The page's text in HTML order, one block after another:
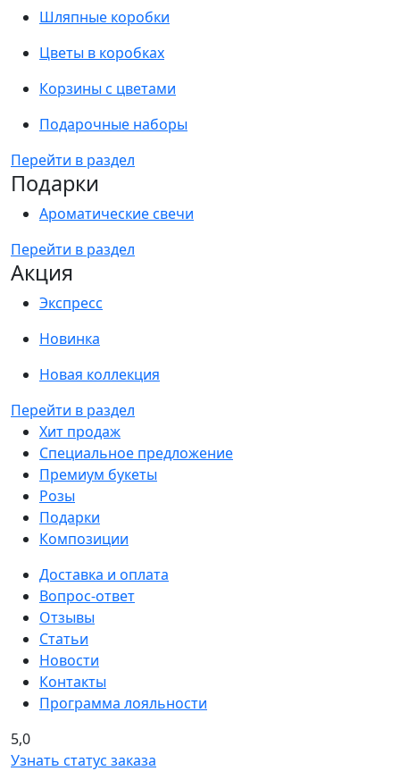
Шляпные коробки
Цветы в коробках
Корзины с цветами
Подарочные наборы
Перейти в раздел
Подарки
Ароматические свечи
Перейти в раздел
Акция
Экспресс
Новинка
Новая коллекция
Перейти в раздел
Хит продаж
Специальное предложение
Премиум букеты
Розы
Подарки
Композиции
Доставка и оплата
Вопрос-ответ
Отзывы
Статьи
Новости
Контакты
Программа лояльности
5,0
Узнать статус заказа